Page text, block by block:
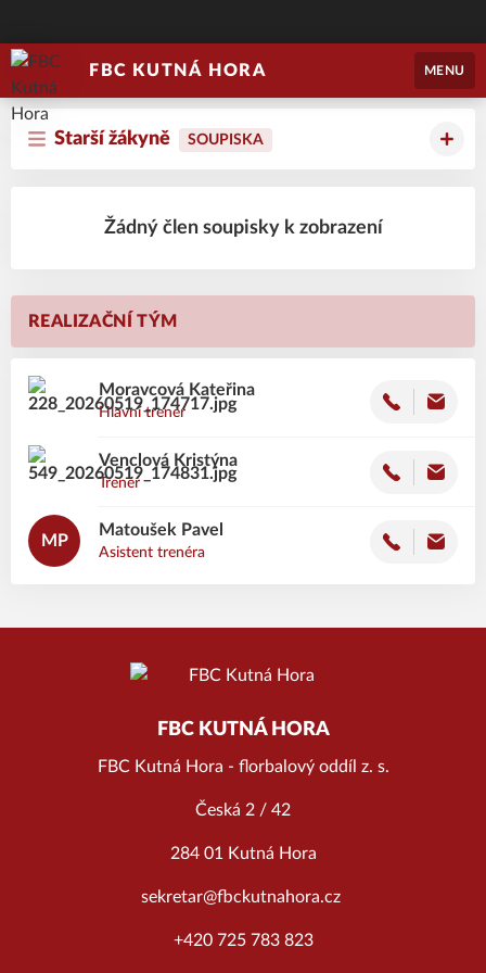
FBC KUTNÁ HORA MENU
Starší žákyně SOUPISKA
REALIZAČNÍ TÝM
Kateřina
Moravcová
Hlavní trenér
Kristýna
Venclová
Trenér
MP
Pavel
Matoušek
Asistent trenéra
Žádný člen soupisky k zobrazení
FBC KUTNÁ HORA
FBC Kutná Hora - florbalový oddíl z. s.
Česká 2 / 42
284 01 Kutná Hora
sekretar@fbckutnahora.cz
+420 725 783 823